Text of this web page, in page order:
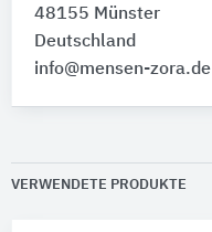
48155 Münster
Deutschland
info@mensen-zora.de
VERWENDETE PRODUKTE